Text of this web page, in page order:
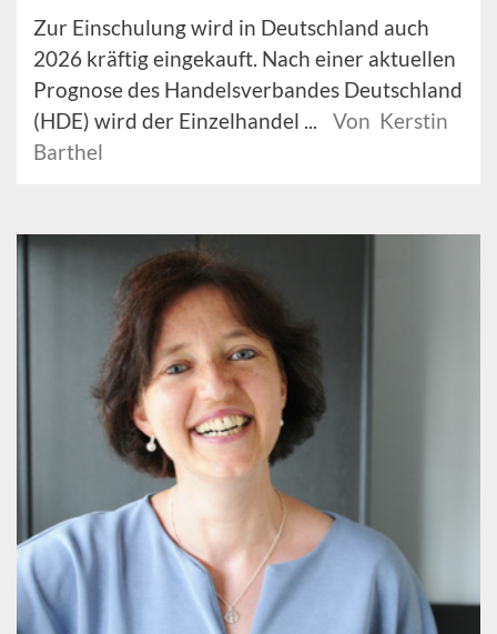
Zur Einschulung wird in Deutschland auch
2026 kräftig eingekauft. Nach einer aktuellen
Prognose des Handelsverbandes Deutschland
(HDE) wird der Einzelhandel ...
Von Kerstin
Barthel